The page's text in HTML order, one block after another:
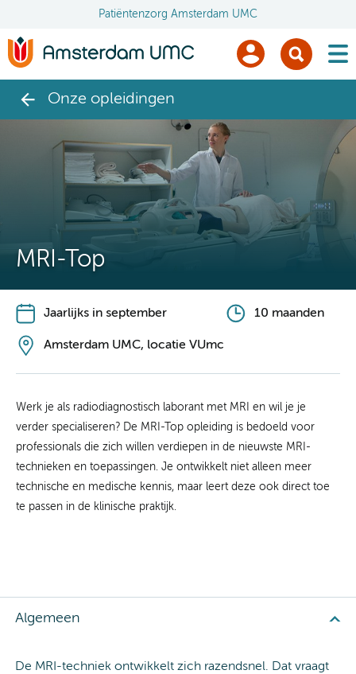
Patiëntenzorg Amsterdam UMC
Onze opleidingen
MRI-Top
Jaarlijks in september 10 maanden
Amsterdam UMC, locatie VUmc
Werk je als radiodiagnostisch laborant met MRI en wil je je
verder specialiseren? De MRI-Top opleiding is bedoeld voor
professionals die zich willen verdiepen in de nieuwste MRI-
technieken en toepassingen. Je ontwikkelt niet alleen meer
technische en medische kennis, maar leert deze ook direct toe
te passen in de klinische praktijk.
Algemeen
De MRI-techniek ontwikkelt zich razendsnel. Dat vraagt